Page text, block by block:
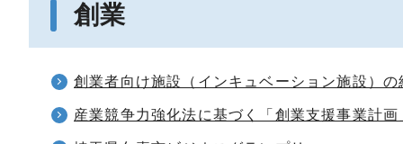
創業
創業者向け施設（インキュベーション施設）の
産業競争力強化法に基づく「創業支援事業計画